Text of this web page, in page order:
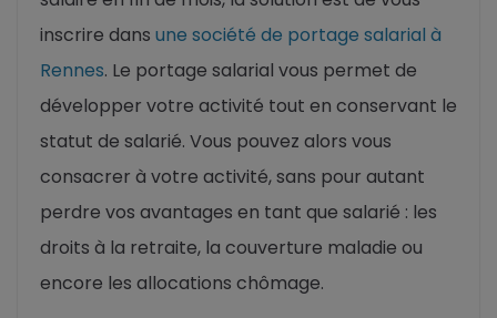
inscrire dans une société de portage salarial à
Rennes. Le portage salarial vous permet de
développer votre activité tout en conservant le
statut de salarié. Vous pouvez alors vous
consacrer à votre activité, sans pour autant
perdre vos avantages en tant que salarié : les
droits à la retraite, la couverture maladie ou
encore les allocations chômage.